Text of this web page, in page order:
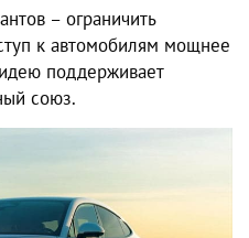
– ограничить
к автомобилям мощнее
поддерживает
союз.